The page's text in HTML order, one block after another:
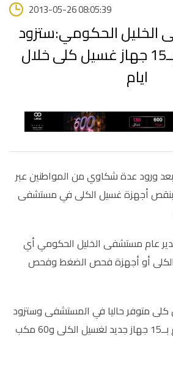
2013-05-26 08:05:39
الحكومي:ستزود
المستشفى بــ15 جهاز غسيل كلى خلال
ايام
-بعد ورود عدة شكاوي من المواطنين عبر
بنقص أجهزة غسيل الكلى في مستشفى
عام مستشفى الخليل الحكومي أي
أو أجهزة فحص الضغط وفحص
غسيل كلى متوفر حاليا في المستشفى وستزود
ايضا وخلال هذا الاسبوع بــ15 جهاز جديد لغسيل الكلى و60 مكب